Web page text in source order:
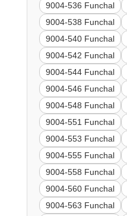
9004-536 Funchal
9004-538 Funchal
9004-540 Funchal
9004-542 Funchal
9004-544 Funchal
9004-546 Funchal
9004-548 Funchal
9004-551 Funchal
9004-553 Funchal
9004-555 Funchal
9004-558 Funchal
9004-560 Funchal
9004-563 Funchal